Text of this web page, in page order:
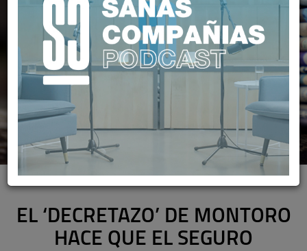
IDIS EN LOSMEDIOS
EL ‘DECRETAZO’ DE MONTORO
HACE QUE EL SEGURO